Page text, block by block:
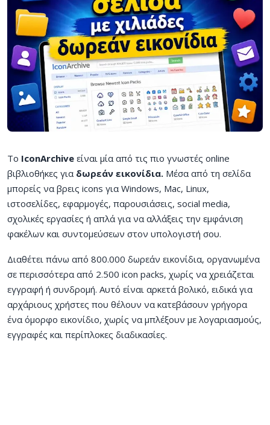
Το IconArchive είναι μία από τις πιο γνωστές online
βιβλιοθήκες για δωρεάν εικονίδια. Μέσα από τη σελίδα
μπορείς να βρεις icons για Windows, Mac, Linux,
ιστοσελίδες, εφαρμογές, παρουσιάσεις, social media,
σχολικές εργασίες ή απλά για να αλλάξεις την εμφάνιση
φακέλων και συντομεύσεων στον υπολογιστή σου.
Διαθέτει πάνω από 800.000 δωρεάν εικονίδια, οργανωμένα
σε περισσότερα από 2.500 icon packs, χωρίς να χρειάζεται
εγγραφή ή συνδρομή. Αυτό είναι αρκετά βολικό, ειδικά για
αρχάριους χρήστες που θέλουν να κατεβάσουν γρήγορα
ένα όμορφο εικονίδιο, χωρίς να μπλέξουν με λογαριασμούς,
εγγραφές και περίπλοκες διαδικασίες.